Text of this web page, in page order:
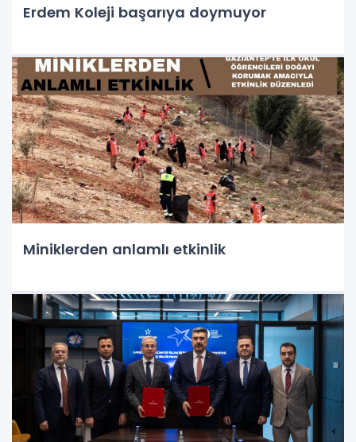
Erdem Koleji başarıya doymuyor
Miniklerden anlamlı etkinlik